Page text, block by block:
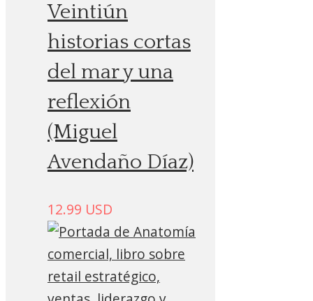
Veintiún
historias cortas
del mar y una
reflexión
(Miguel
Avendaño Díaz)
12.99 USD